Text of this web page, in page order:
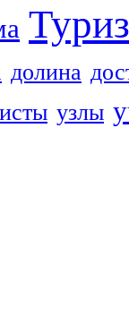
долина
узлы